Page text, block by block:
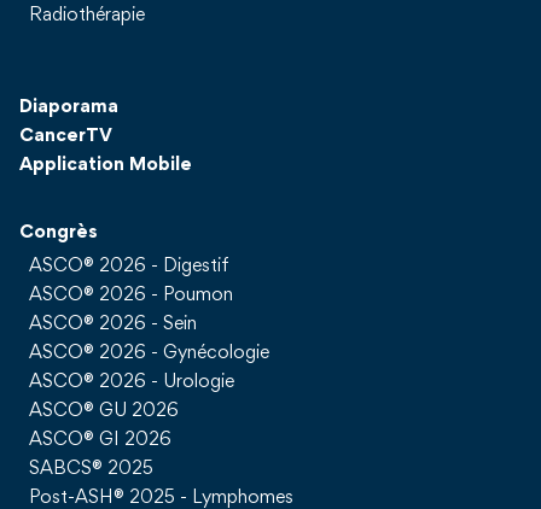
Radiothérapie
Diaporama
CancerTV
Application Mobile
Congrès
ASCO® 2026 - Digestif
ASCO® 2026 - Poumon
ASCO® 2026 - Sein
ASCO® 2026 - Gynécologie
ASCO® 2026 - Urologie
ASCO® GU 2026
ASCO® GI 2026
SABCS® 2025
Post-ASH® 2025 - Lymphomes